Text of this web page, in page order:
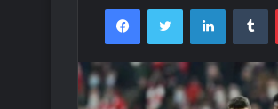
FacebookTwitter LinkedIn